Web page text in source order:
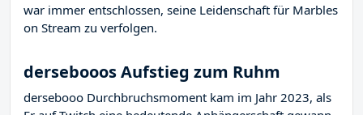
war immer entschlossen, seine Leidenschaft für Marbles
on Stream zu verfolgen.
dersebooos Aufstieg zum Ruhm
dersebooo Durchbruchsmoment kam im Jahr 2023, als